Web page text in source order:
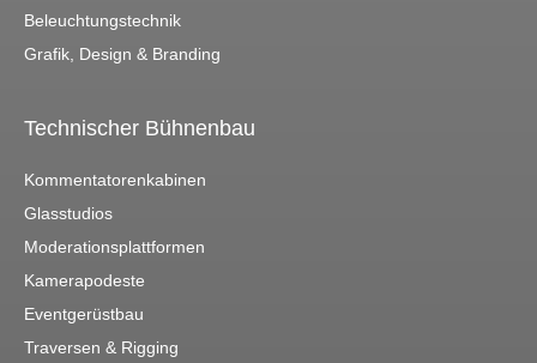
Beleuchtungstechnik
Grafik, Design & Branding
Technischer Bühnenbau
Kommentatorenkabinen
Glasstudios
Moderationsplattformen
Kamerapodeste
Eventgerüstbau
Traversen & Rigging